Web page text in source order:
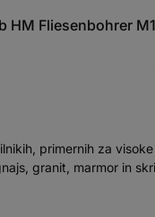
Fliesenbohrer
primernih za
granit, marmor in